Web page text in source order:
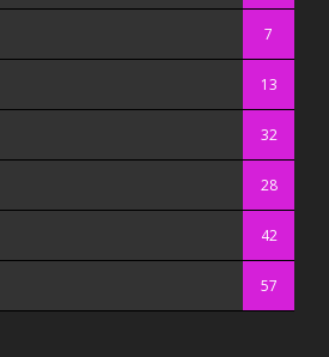
7
13
32
28
42
57